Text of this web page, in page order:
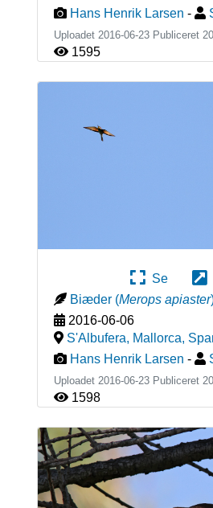
Hans Henrik Larsen -
Uploadet 2016-06-23 Publiceret
1595
Se
Biæder (Merops apiaster
2016-06-06
S'Albufera, Mallorca,
Hans Henrik Larsen -
Uploadet 2016-06-23 Publiceret
1598